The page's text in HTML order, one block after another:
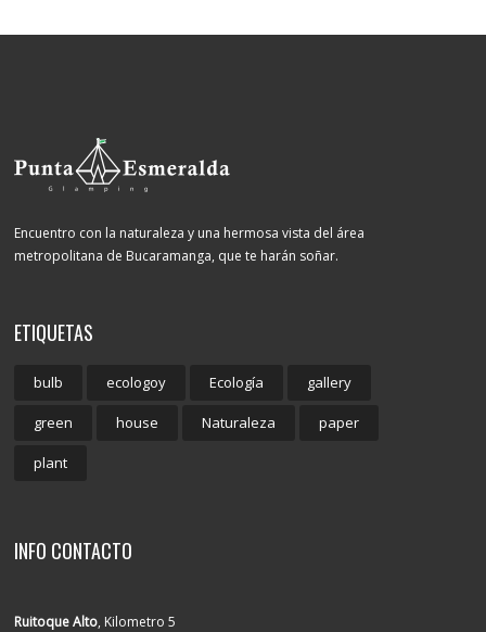
Encuentro con la naturaleza y una hermosa vista del área
metropolitana de Bucaramanga, que te harán soñar.
ETIQUETAS
bulb ecologoy Ecología gallery
green house Naturaleza paper
plant
INFO CONTACTO
Ruitoque Alto, Kilometro 5